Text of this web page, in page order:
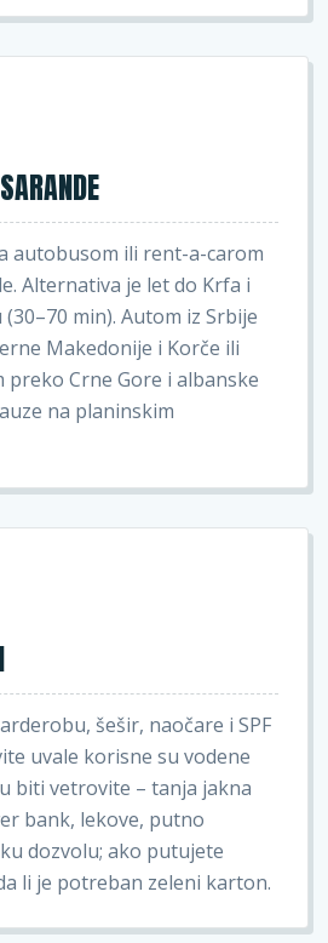
autobusom ili rent-a-carom
Alternativa je let do Krfa i
min). Autom iz Srbije
Makedonije i Korče ili
Crne Gore i albanske
na planinskim
šešir, naočare i SPF
uvale korisne su vodene
biti vetrovite – tanja jakna
bank, lekove, putno
dozvolu; ako putujete
li je potreban zeleni karton.